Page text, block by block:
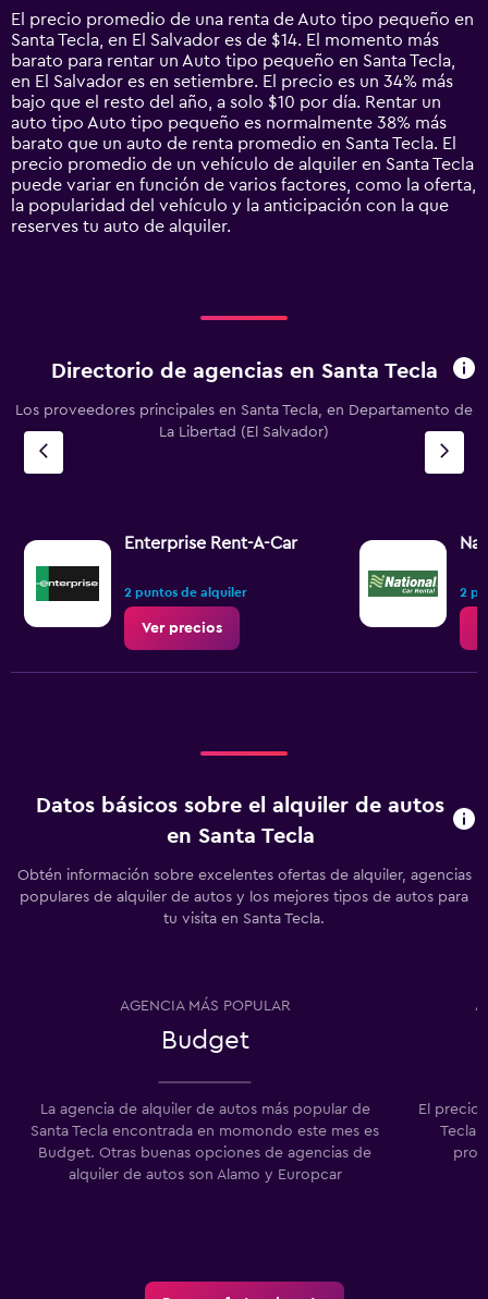
14
categories.
The
chart
has
1
Y
axis
displaying
values.
Range:
0
El precio promedio de una renta de Auto tipo pequeño en
Santa Tecla, en El Salvador es de $14. El momento más
barato para rentar un Auto tipo pequeño en Santa Tecla,
en El Salvador es en setiembre. El precio es un 34% más
bajo que el resto del año, a solo $10 por día. Rentar un
auto tipo Auto tipo pequeño es normalmente 38% más
barato que un auto de renta promedio en Santa Tecla. El
precio promedio de un vehículo de alquiler en Santa Tecla
puede variar en función de varios factores, como la oferta,
la popularidad del vehículo y la anticipación con la que
reserves tu auto de alquiler.
Directorio de agencias en Santa Tecla
Los proveedores principales en Santa Tecla, en Departamento de
La Libertad (El Salvador)
Enterprise Rent-A-Car
2 puntos de alquiler
Ver precios
2
Datos básicos sobre el alquiler de autos
en Santa Tecla
Obtén información sobre excelentes ofertas de alquiler, agencias
populares de alquiler de autos y los mejores tipos de autos para
tu visita en Santa Tecla.
AGENCIA MÁS POPULAR
Budget
La agencia de alquiler de autos más popular de
Santa Tecla encontrada en momondo este mes es
Budget. Otras buenas opciones de agencias de
alquiler de autos son Alamo y Europcar
El precio
Tecla